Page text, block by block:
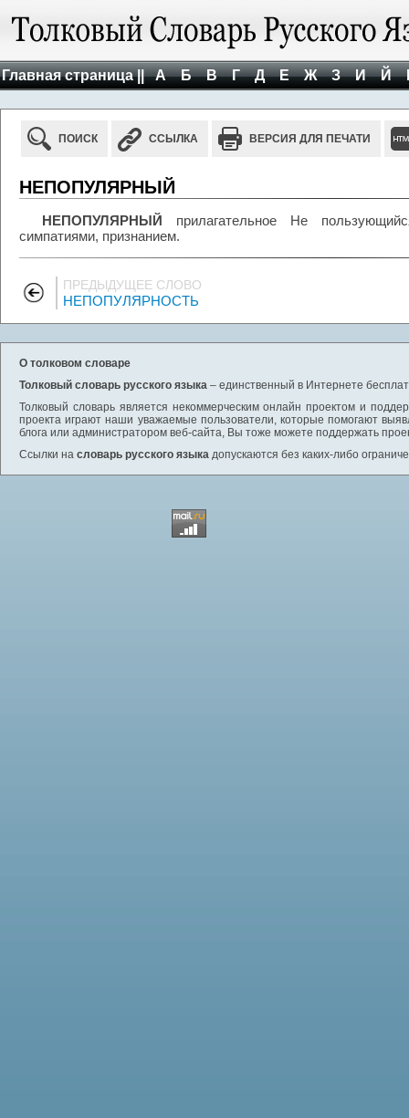
Главная страница || А Б В Г Д Е Ж З И Й
ПОИСК ССЫЛКА ВЕРСИЯ ДЛЯ ПЕЧАТИ
НЕПОПУЛЯРНЫЙ
НЕПОПУЛЯРНЫЙ прилагательное Не
симпатиями, признанием.
ПРЕДЫДУЩЕЕ СЛОВО
НЕПОПУЛЯРНОСТЬ
О толковом словаре
Толковый словарь русского языка – единственный в Интернете
Толковый словарь является некоммерческим онлайн проектом и
проекта играют наши уважаемые пользователи, которые помогают
блога или администратором веб-сайта, Вы тоже можете поддержать
Ссылки на словарь русского языка допускаются без каких-либо